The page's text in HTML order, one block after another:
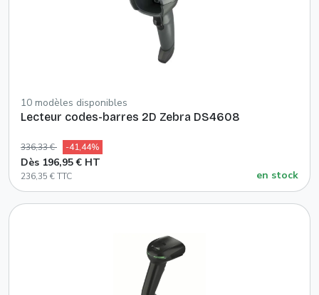
10 modèles disponibles
Lecteur codes-barres 2D Zebra DS4608
336,33 € -41,44%
Dès 196,95 € HT
236,35 € TTC en stock